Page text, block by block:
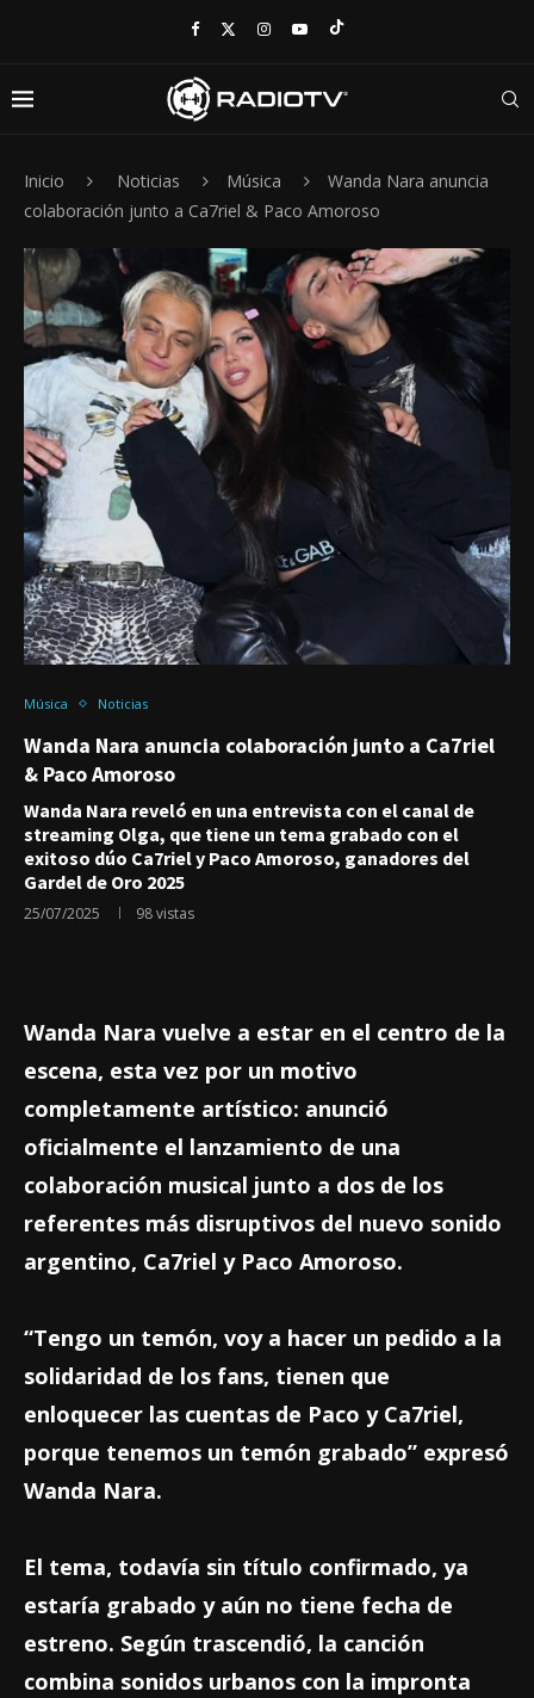
Inicio Noticias Música
Wanda Nara anuncia
colaboración junto a Ca7riel & Paco Amoroso
Música Noticias
Wanda Nara anuncia colaboración junto a Ca7riel
& Paco Amoroso
Wanda Nara reveló en una entrevista con el canal de
streaming Olga, que tiene un tema grabado con el
exitoso dúo Ca7riel y Paco Amoroso, ganadores del
Gardel de Oro 2025
25/07/2025 98vistas
Wanda Nara vuelve a estar en el centro de la
escena, esta vez por un motivo
completamente artístico: anunció
oficialmente el lanzamiento de una
colaboración musical junto a dos de los
referentes más disruptivos del nuevo sonido
argentino, Ca7riel y Paco Amoroso.
“Tengo un temón, voy a hacer un pedido a la
solidaridad de los fans, tienen que
enloquecer las cuentas de Paco y Ca7riel,
porque tenemos un temón grabado” expresó
Wanda Nara.
El tema, todavía sin título confirmado, ya
estaría grabado y aún no tiene fecha de
estreno. Según trascendió, la canción
combina sonidos urbanos con la impronta